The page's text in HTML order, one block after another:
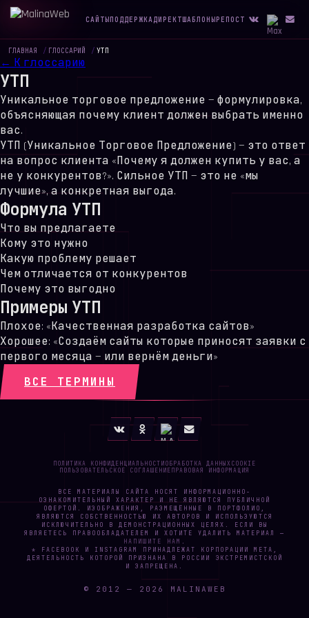
САЙТЫПОДДЕРЖКА ДИРЕКТШАБЛОНЫРЕПОСТ
ГЛАВНАЯ / ГЛОССАРИЙ / УТП
← К глоссарию
УТП
Уникальное торговое предложение — формулировка,
объясняющая почему клиент должен выбрать именно
вас.
УТП (Уникальное Торговое Предложение) — это ответ
на вопрос клиента «Почему я должен купить у вас, а
не у конкурентов?». Сильное УТП — это не «мы
лучшие», а конкретная выгода.
Формула УТП
Что вы предлагаете
Кому это нужно
Какую проблему решает
Чем отличается от конкурентов
Почему это выгодно
Примеры УТП
Плохое: «Качественная разработка сайтов»
Хорошее: «Создаём сайты которые приносят заявки с
первого месяца — или вернём деньги»
ВСЕ ТЕРМИНЫ
ПОЛИТИКА КОНФИДЕНЦИАЛЬНОСТИ ОБРАБОТКА ДАННЫХ COOKIE
ПОЛЬЗОВАТЕЛЬСКОЕ СОГЛАШЕНИЕ ПРАВОВАЯ ИНФОРМАЦИЯ
ВСЕ МАТЕРИАЛЫ САЙТА НОСЯТ ИНФОРМАЦИОННО-
ОЗНАКОМИТЕЛЬНЫЙ ХАРАКТЕР И НЕ ЯВЛЯЮТСЯ ПУБЛИЧНОЙ
ОФЕРТОЙ. ИЗОБРАЖЕНИЯ, РАЗМЕЩЁННЫЕ В ПОРТФОЛИО,
ЯВЛЯЮТСЯ СОБСТВЕННОСТЬЮ ИХ АВТОРОВ И ИСПОЛЬЗУЮТСЯ
ИСКЛЮЧИТЕЛЬНО В ДЕМОНСТРАЦИОННЫХ ЦЕЛЯХ. ЕСЛИ ВЫ
ЯВЛЯЕТЕСЬ ПРАВООБЛАДАТЕЛЕМ И ХОТИТЕ УДАЛИТЬ МАТЕРИАЛ —
НАПИШИТЕ НАМ .
* FACEBOOK И INSTAGRAM ПРИНАДЛЕЖАТ КОРПОРАЦИИ META,
ДЕЯТЕЛЬНОСТЬ КОТОРОЙ ПРИЗНАНА В РОССИИ ЭКСТРЕМИСТСКОЙ
И ЗАПРЕЩЕНА.
© 2012 — 2026 MALINAWEB